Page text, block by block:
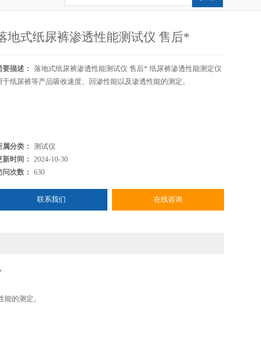
地式纸尿裤渗透性能测试仪 售后*
要描述：
落地式纸尿裤渗透性能测试仪 售后* 纸尿裤渗透性能测定仪
于纸尿裤等产品吸收速度、回渗性能以及渗透性能的测定。
属分类：
测试仪
新时间：
2024-10-30
问次数：
630
联系我们 在线咨询
的测定。